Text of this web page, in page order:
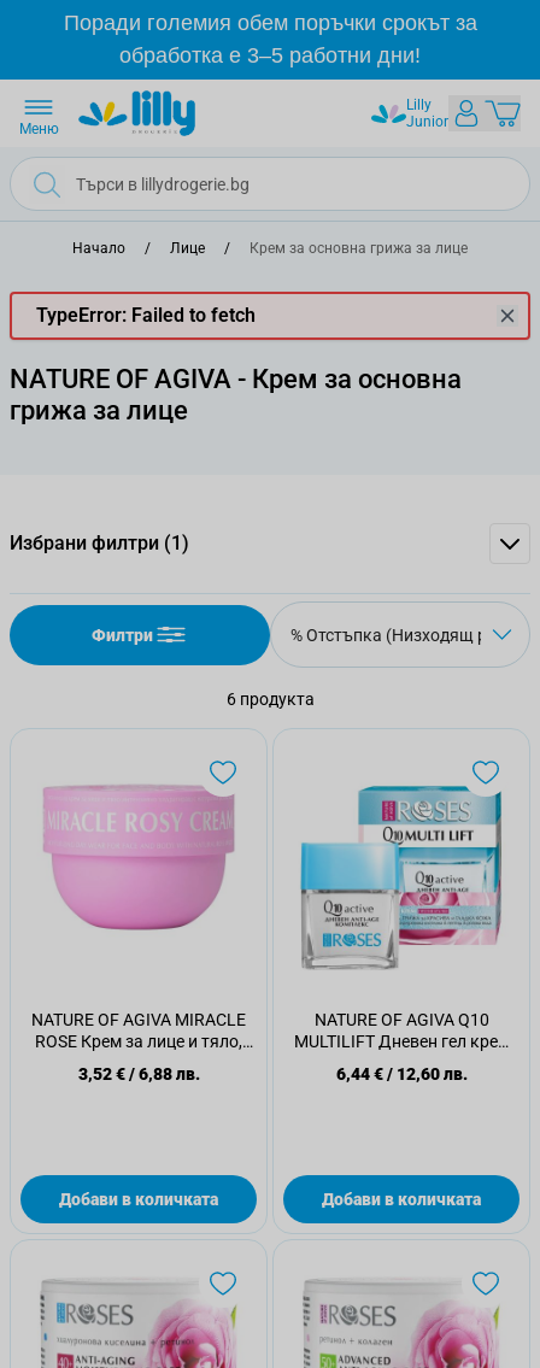
Прескачане към съдържанието
Поради големия обем поръчки срокът за
обработка е 3–5 работни дни!
Lilly
Junior
Меню
Начало / Лице / Крем за основна грижа за лице
TypeError: Failed to fetch
NATURE OF AGIVA - Крем за основна
грижа за лице
Избрани филтри (1)
Филтри
6продукта
NATURE OF AGIVA MIRACLE
ROSE Крем за лице и тяло,
3,52 €/6,88 лв.
Добави в количката
NATURE OF AGIVA Q10
MULTILIFT Дневен гел крем
6,44 €/ 12,60 лв.
Добави в количката